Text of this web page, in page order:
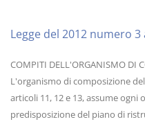
Legge del 2012 numero 3
COMPITI DELL'ORGANISMO DI
L'organismo di composizione
articoli 11, 12 e 13, assume
predisposizione del piano di